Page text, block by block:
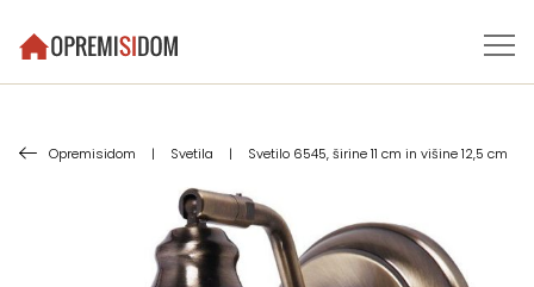
Opremisidom | Svetila | Svetilo 6545, širine 11 cm in višine 12,5 cm